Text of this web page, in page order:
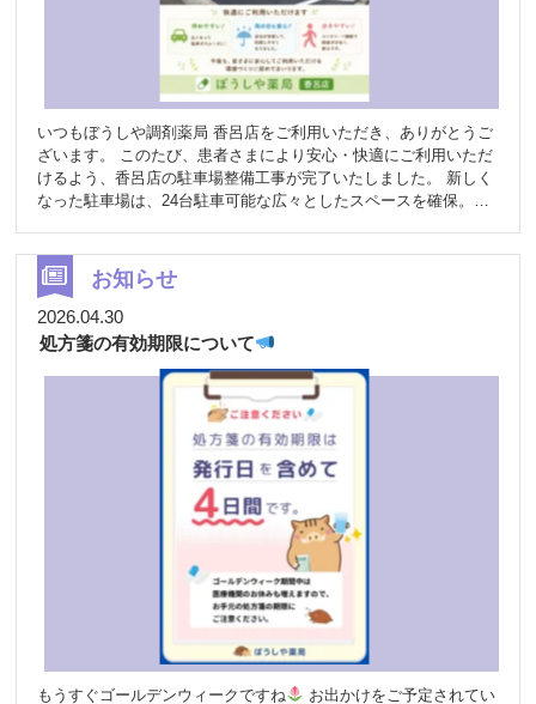
いつもぼうしや調剤薬局 香呂店をご利用いただき、ありがとうご
ざいます。 このたび、患者さまにより安心・快適にご利用いただ
けるよう、香呂店の駐車場整備工事が完了いたしました。 新しく
なった駐車場は、24台駐車可能な広々としたスペースを確保。お
めやすい 駐車スペースを整備し、お車の出入りや駐車がスムーズ
になりました。混雑時でも安心してご利用いただけます。
の日も安心 舗装により足元が安定し、雨の日でも歩きやすくなり
ました。お薬の受け取りやご相談の際も、安心してご来局いただ
差が少なくなり、歩きやすさが向上しました。お子さま連れの方
やご高齢の方にも安心してご利用いただける環境となっていま
健康や介護に関するご相談など、地域の皆さまの身近な健康サポ
ーターとして日々取り組んでいます。 今回の駐車場整備も、より
安心してご来局いただくための環境づくりの一環です。 お車をご
利用の方はもちろん、ご家族の送迎で来られる方や小さなお子さ
ま連れの方にも、より快適にご利用いただけるようになりまし
ス向上と環境整備に努めてまいります。 ぜひ新しくなった香呂店
の駐車場をご利用ください。
お知らせ
2026.04.30
処方箋の有効期限について
もうすぐゴールデンウィークですね お出かけをご予定されてい